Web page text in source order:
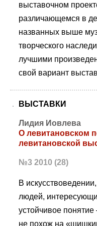
выставочном
различающемся в
названных выше
творческого
лучшими
свой вариант
ВЫСТАВКИ
Лидия Иовлева
О левитановском
левитановской
№3 2010 (28)
В
людей,
устойчивое
не похож на